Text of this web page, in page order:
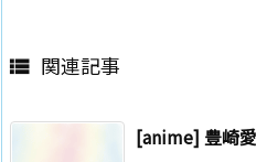
 関連記事
[anime] 豊崎